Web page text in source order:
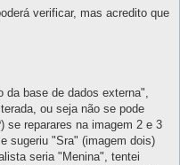
verificar, mas acredito que
da base de dados externa",
ou seja não se pode
se reparares na imagem 2 e 3
sugeriu "Sra" (imagem dois)
seria "Menina", tentei